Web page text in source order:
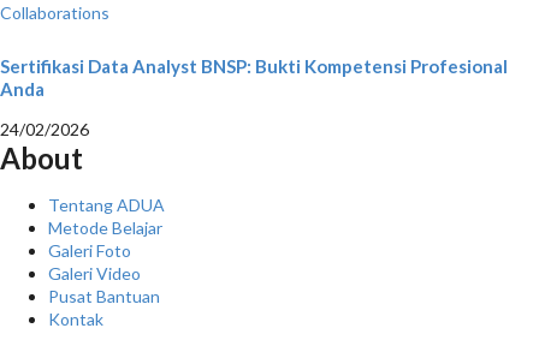
Collaborations
Sertifikasi Data Analyst BNSP: Bukti Kompetensi Profesional
Anda
24/02/2026
About
Tentang ADUA
Metode Belajar
Galeri Foto
Galeri Video
Pusat Bantuan
Kontak